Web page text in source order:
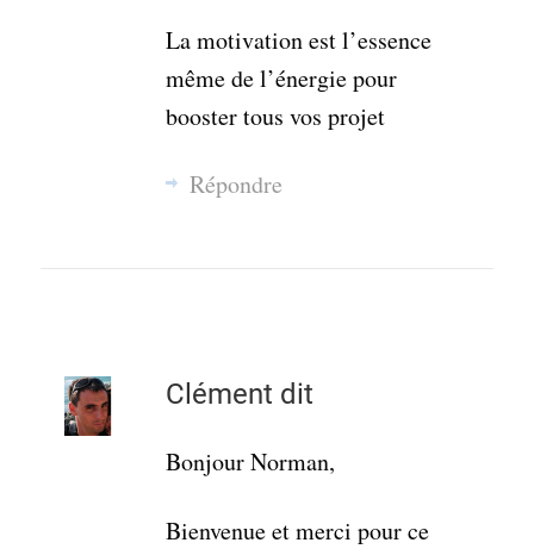
La motivation est l’essence
même de l’énergie pour
booster tous vos projet
Répondre
Clément dit
Bonjour Norman,
Bienvenue et merci pour ce